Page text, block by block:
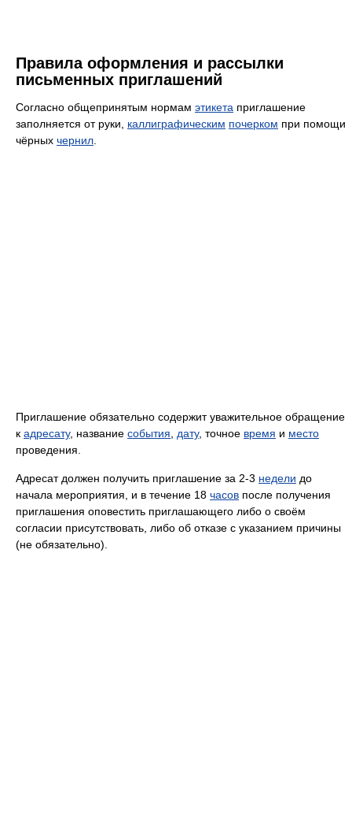
Правила оформления и рассылки
письменных приглашений
Согласно общепринятым нормам этикета приглашение
заполняется от руки, каллиграфическим почерком при помощи
чёрных чернил
Приглашение обязательно содержит уважительное обращение
к адресату, название события дату, точное время и место
проведения.
Адресат должен получить приглашение за 2-3 недели до
начала мероприятия, и в течение 18 часов после получения
приглашения оповестить приглашающего либо о своём
согласии присутствовать, либо об отказе с указанием причины
(не обязательно).